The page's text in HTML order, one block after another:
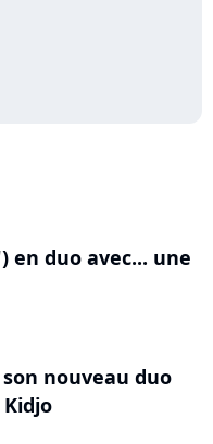
en duo avec... une
nouveau duo